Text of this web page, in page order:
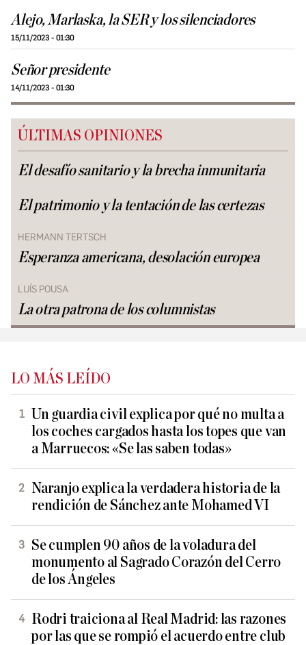
Alejo, Marlaska, la SER y los silenciadores
15/11/2023 - 01:30
Señor presidente
14/11/2023 - 01:30
ÚLTIMAS OPINIONES
El desafío sanitario y la brecha inmunitaria
El patrimonio y la tentación de las certezas
HERMANN TERTSCH
Esperanza americana, desolación europea
LUÍS POUSA
La otra patrona de los columnistas
LO MÁS LEÍDO
Un guardia civil explica por qué no multa a
los coches cargados hasta los topes que van
a Marruecos: «Se las saben todas»
Naranjo explica la verdadera historia de la
rendición de Sánchez ante Mohamed VI
Se cumplen 90 años de la voladura del
monumento al Sagrado Corazón del Cerro
de los Ángeles
Rodri traiciona al Real Madrid: las razones
por las que se rompió el acuerdo entre club